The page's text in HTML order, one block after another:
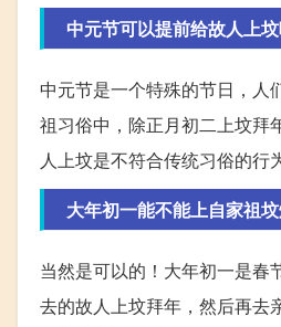
中元节可以提前给故人上
中元节是一个特殊的节日，人
祖习俗中，除正月初二上坟拜
人上坟是不符合传统习俗的行为
大年初一能不能上自家祖
当然是可以的！大年初一是春
去的故人上坟拜年，然后再去